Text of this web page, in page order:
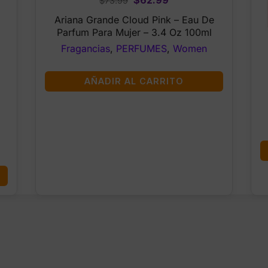
price
was:
$73.99.
price
is:
$62.99.
Ariana Grande Cloud Pink – Eau De
Parfum Para Mujer – 3.4 Oz 100ml
Fragancias, PERFUMES, Women
AÑADIR AL CARRITO